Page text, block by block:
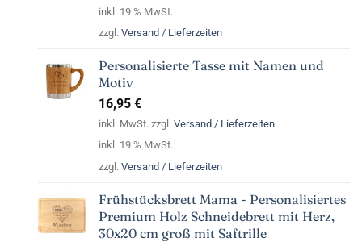
inkl. 19 % MwSt.
zzgl. Versand / Lieferzeiten
Personalisierte Tasse mit Namen und
Motiv
16,95 €
inkl. MwSt. zzgl. Versand / Lieferzeiten
inkl. 19 % MwSt.
zzgl. Versand / Lieferzeiten
Frühstücksbrett Mama - Personalisiertes
Premium Holz Schneidebrett mit Herz,
30x20 cm groß mit Saftrille